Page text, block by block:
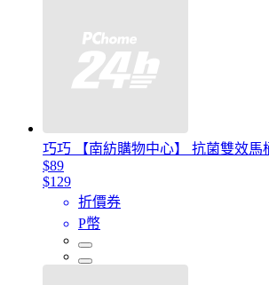
巧巧 【南紡購物中心】 抗菌雙效馬
$89
$129
折價券
P幣